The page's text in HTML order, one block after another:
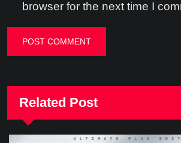
browser for the next time I
Related Post